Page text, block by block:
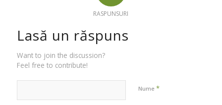
RASPUNSURI
Lasă un răspuns
Want to join the discussion?
Feel free to contribute!
Nume *